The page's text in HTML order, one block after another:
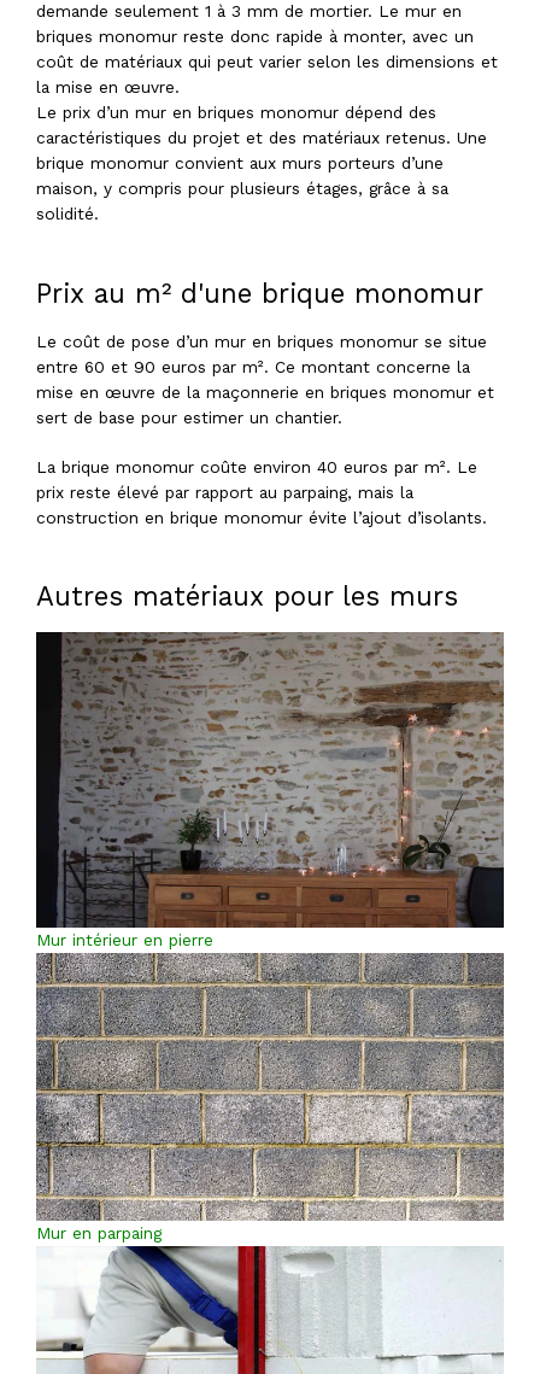
demande seulement 1 à 3 mm de mortier. Le mur en
briques monomur reste donc rapide à monter, avec un
coût de matériaux qui peut varier selon les dimensions et
la mise en œuvre.
Le prix d’un mur en briques monomur dépend des
caractéristiques du projet et des matériaux retenus. Une
brique monomur convient aux murs porteurs d’une
maison, y compris pour plusieurs étages, grâce à sa
solidité.
Prix au m² d'une brique monomur
Le coût de pose d’un mur en briques monomur se situe
entre 60 et 90 euros par m². Ce montant concerne la
mise en œuvre de la maçonnerie en briques monomur et
sert de base pour estimer un chantier.
La brique monomur coûte environ 40 euros par m². Le
prix reste élevé par rapport au parpaing, mais la
construction en brique monomur évite l’ajout d’isolants.
Autres matériaux pour les murs
Mur intérieur en pierre
Mur en parpaing